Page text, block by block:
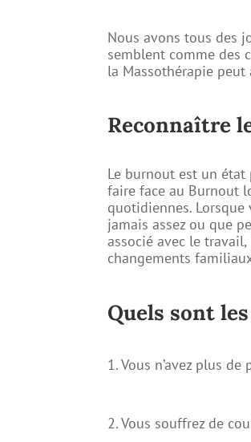
Nous avons tous des
semblent comme des
la Massothérapie
Reconnaître
Le burnout est un état
faire face au Burnout
quotidiennes. Lorsque
jamais assez ou que
associé avec le
changements
Quels sont
1. Vous n’avez plus
2. Vous souffrez de